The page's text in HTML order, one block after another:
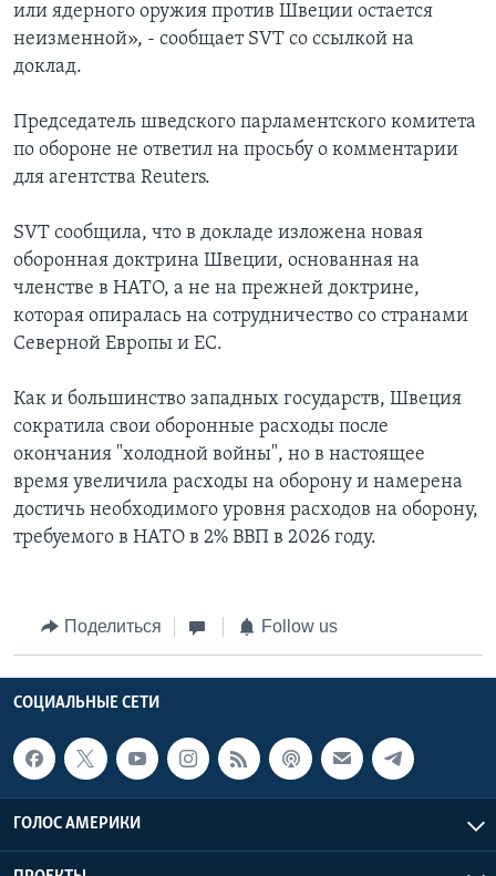
или ядерного оружия против Швеции остается
неизменной», - сообщает SVT со ссылкой на
доклад.
Председатель шведского парламентского комитета
по обороне не ответил на просьбу о комментарии
для агентства Reuters.
SVT сообщила, что в докладе изложена новая
оборонная доктрина Швеции, основанная на
членстве в НАТО, а не на прежней доктрине,
которая опиралась на сотрудничество со странами
Северной Европы и ЕС.
Как и большинство западных государств, Швеция
сократила свои оборонные расходы после
окончания "холодной войны", но в настоящее
время увеличила расходы на оборону и намерена
достичь необходимого уровня расходов на оборону,
требуемого в НАТО в 2% ВВП в 2026 году.
Поделиться Follow us
СОЦИАЛЬНЫЕ СЕТИ
ГОЛОС АМЕРИКИ